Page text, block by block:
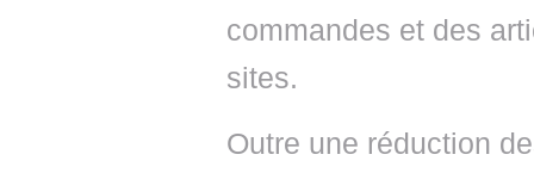
commandes et des
sites.
Outre une réduction